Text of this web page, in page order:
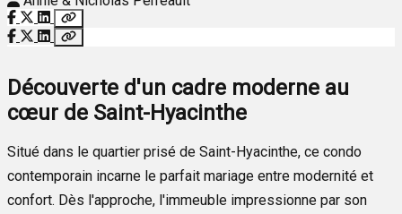
Découverte d'un cadre moderne au
cœur de Saint-Hyacinthe
Situé dans le quartier prisé de Saint-Hyacinthe, ce condo
contemporain incarne le parfait mariage entre modernité et
confort. Dès l'approche, l'immeuble impressionne par son